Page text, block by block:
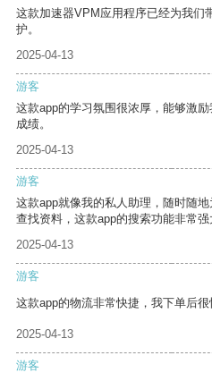
这款加速器VPM应用程序已经为我们
护。
2025-04-13
游客
这款app的学习氛围很浓厚，能够激
成绩。
2025-04-13
游客
这款app就像我的私人助理，随时随
查找资料，这款app的搜索功能非常
2025-04-13
游客
这款app的物流非常快捷，我下单后很
2025-04-13
游客